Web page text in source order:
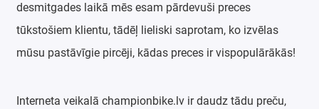
desmitgades laikā mēs esam pārdevuši preces
tūkstošiem klientu, tādēļ lieliski saprotam, ko izvēlas
mūsu pastāvīgie pircēji, kādas preces ir vispopulārākās!
Interneta veikalā championbike.lv ir daudz tādu preču,